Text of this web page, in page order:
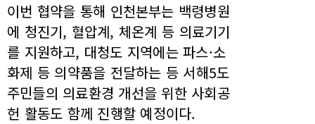
이번 협약을 통해 인천본부는 백령병원
에 청진기, 혈압계, 체온계 등 의료기기
를 지원하고, 대청도 지역에는 파스·소
화제 등 의약품을 전달하는 등 서해5도
주민들의 의료환경 개선을 위한 사회공
헌 활동도 함께 진행할 예정이다.